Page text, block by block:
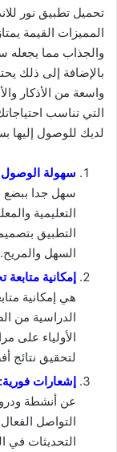
تحميل تطبيق نور
المميزات القيمة
والجذاب مما يجعله
بالإضافة إلى ذلك
واسعة من الأذكار
التي تناسب
لديك للوصول إليها
سهولة الوصول
سهل جدا ببضع
التعليمية
التطبيق
السهل والمريح.
إمكانية
هي إمكانية
الدراسية من
الأولياء على
لتحقيق نتائج
إشعارات فورية:
عن أنشطة
التواصل
التحديثات في